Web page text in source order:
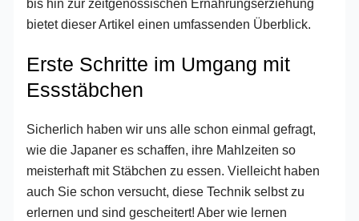
bis hin zur zeitgenössischen Ernährungserziehung
bietet dieser Artikel einen umfassenden Überblick.
Erste Schritte im Umgang mit
Essstäbchen
Sicherlich haben wir uns alle schon einmal gefragt,
wie die Japaner es schaffen, ihre Mahlzeiten so
meisterhaft mit Stäbchen zu essen. Vielleicht haben
auch Sie schon versucht, diese Technik selbst zu
erlernen und sind gescheitert! Aber wie lernen